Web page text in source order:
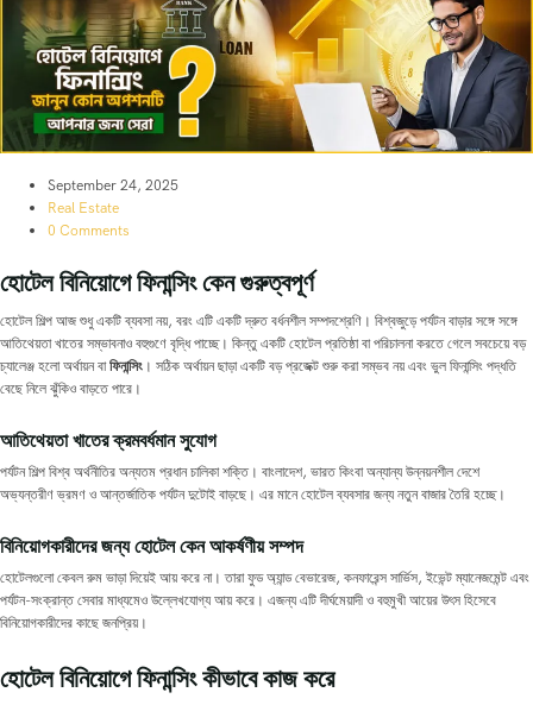
September 24, 2025
Real Estate
0 Comments
হোটেল বিনিয়োগে ফিনান্সিং কেন গুরুত্বপূর্ণ
হোটেল শিল্প আজ শুধু একটি ব্যবসা নয়, বরং এটি একটি দ্রুত বর্ধনশীল সম্পদশ্রেণি। বিশ্বজুড়ে পর্যটন বাড়ার সঙ্গে সঙ্গে
আতিথেয়তা খাতের সম্ভাবনাও বহুগুণে বৃদ্ধি পাচ্ছে। কিন্তু একটি হোটেল প্রতিষ্ঠা বা পরিচালনা করতে গেলে সবচেয়ে বড়
চ্যালেঞ্জ হলো অর্থায়ন বাফিনান্সিং । সঠিক অর্থায়ন ছাড়া একটি বড় প্রজেক্ট শুরু করা সম্ভব নয় এবং ভুল ফিনান্সিং পদ্ধতি
বেছে নিলে ঝুঁকিও বাড়তে পারে।
আতিথেয়তা খাতের ক্রমবর্ধমান সুযোগ
পর্যটন শিল্প বিশ্ব অর্থনীতির অন্যতম প্রধান চালিকা শক্তি। বাংলাদেশ, ভারত কিংবা অন্যান্য উন্নয়নশীল দেশে
অভ্যন্তরীণ ভ্রমণ ও আন্তর্জাতিক পর্যটন দুটোই বাড়ছে। এর মানে হোটেল ব্যবসার জন্য নতুন বাজার তৈরি হচ্ছে।
বিনিয়োগকারীদের জন্য হোটেল কেন আকর্ষণীয় সম্পদ
হোটেলগুলো কেবল রুম ভাড়া দিয়েই আয় করে না। তারা ফুড অ্যান্ড বেভারেজ, কনফারেন্স সার্ভিস, ইভেন্ট ম্যানেজমেন্ট এবং
পর্যটন-সংক্রান্ত সেবার মাধ্যমেও উল্লেখযোগ্য আয় করে। এজন্য এটি দীর্ঘমেয়াদী ও বহুমুখী আয়ের উৎস হিসেবে
বিনিয়োগকারীদের কাছে জনপ্রিয়।
হোটেল বিনিয়োগে ফিনান্সিং কীভাবে কাজ করে